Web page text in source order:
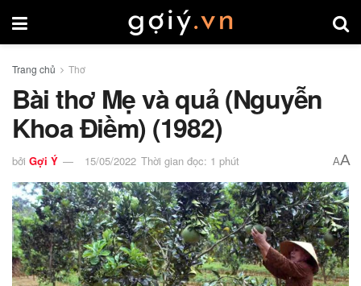
Trang chủ Thơ
Bài thơ Mẹ và quả (Nguyễn
Khoa Điềm) (1982)
bởi Gợi Ý 15/05/2022 Thời gian đọc: 1 phút AA